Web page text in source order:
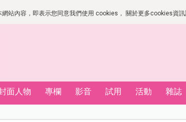
站內容，即表示您同意我們使用 cookies， 關於更多cookies資訊
面人物 專欄 影音 試用 活動 雜誌